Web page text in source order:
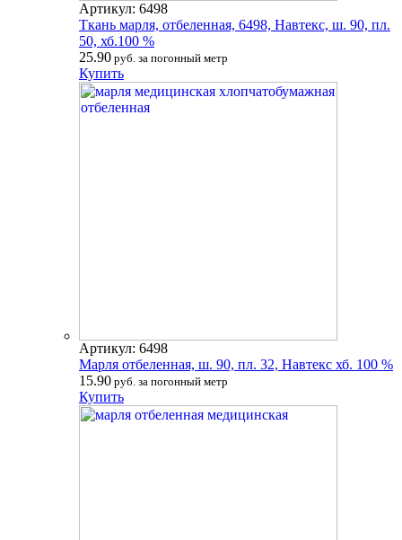
Артикул: 6498
Ткань марля, отбеленная, 6498, Навтекс, ш. 90, пл.
50, хб.100 %
25.90 руб. за погонный метр
Купить
Артикул: 6498
Марля отбеленная, ш. 90, пл. 32, Навтекс хб. 100 %
15.90 руб. за погонный метр
Купить